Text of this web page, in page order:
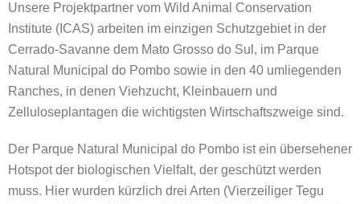
Unsere Projektpartner vom Wild Animal Conservation
Institute (ICAS) arbeiten im einzigen Schutzgebiet in der
Cerrado-Savanne dem Mato Grosso do Sul, im Parque
Natural Municipal do Pombo sowie in den 40 umliegenden
Ranches, in denen Viehzucht, Kleinbauern und
Zelluloseplantagen die wichtigsten Wirtschaftszweige sind.
Der Parque Natural Municipal do Pombo ist ein übersehener
Hotspot der biologischen Vielfalt, der geschützt werden
muss. Hier wurden kürzlich drei Arten (Vierzeiliger Tegu